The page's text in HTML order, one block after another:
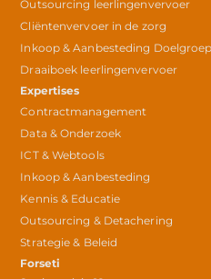
Outsourcing leerlingenvervoer
Cliëntenvervoer in de zorg
Inkoop & Aanbesteding
Draaiboek leerlingenvervoer
Expertises
Contractmanagement
Data & Onderzoek
ICT & Webtools
Inkoop & Aanbesteding
Kennis & Educatie
Outsourcing & Detachering
Strategie & Beleid
Forseti